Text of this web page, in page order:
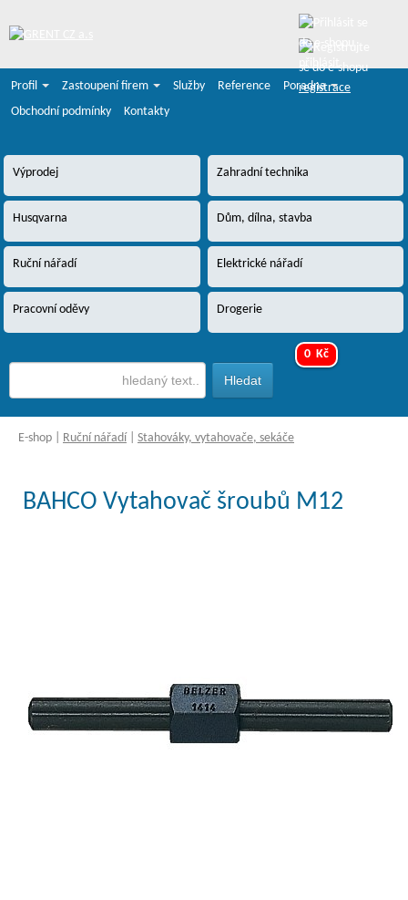
registrace
Profil
Zastoupení firem Služby Reference
Poradna
Obchodní podmínky
Kontakty
Výprodej Zahradní technika
Husqvarna Dům, dílna, stavba
Ruční nářadí Elektrické nářadí
Pracovní oděvy Drogerie
0 Kč
E-shop Ruční nářadí Stahováky, vytahovače, sekáče
BAHCO Vytahovač šroubů M12